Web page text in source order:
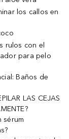
los callos en
rulos con el
para pelo
Baños de
LAS CEJAS
sérum